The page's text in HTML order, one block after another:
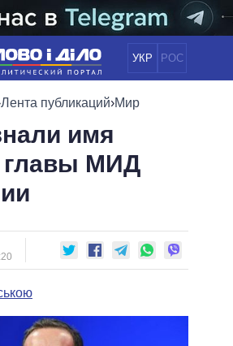
УКР РОС
НОВОСТИ
ПОЛИТИКА
ЭКОНОМИКА
ОБЕЩАНИЯ
ПОЛИТИКИ
И ОФИС
ВИДЕО
ПОЛИТИКОВ
Лента публикаций›Мир
имя
главы МИД